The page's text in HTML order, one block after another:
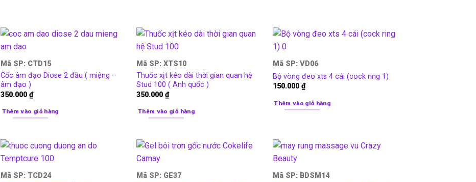
Mã SP: CTD15
Cốc âm đạo Diose 2 đầu ( miệng –
âm đạo )
350.000₫
Thêm vào giỏ hàng
Mã SP: XTS10
Thuốc xịt kéo dài thời gian quan hệ
Stud 100 ( Anh quốc )
350.000₫
Thêm vào giỏ hàng
Mã SP: VD06
Bộ vòng đeo xts 4 cái (cock ring 1)
150.000 ₫
Thêm vào giỏ hàng
Mã SP: TCD24
Mã SP: GE37
Mã SP: BDSM14